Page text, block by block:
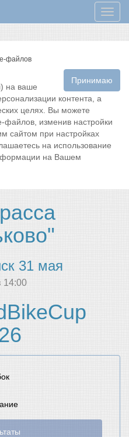
Меню
файлов
Принимаю
на ваше
контента, а
целях. Вы можете
файлов, изменив настройки
сайтом при настройках
на использование
на Вашем
31 мая
14:00